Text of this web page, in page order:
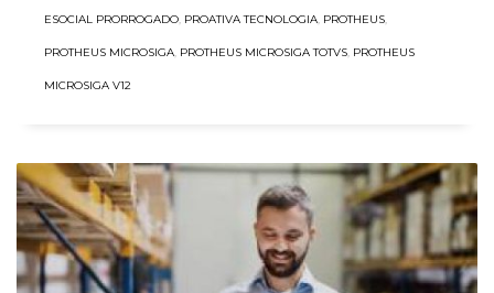
ESOCIAL PRORROGADO, PROATIVA TECNOLOGIA, PROTHEUS,
PROTHEUS MICROSIGA, PROTHEUS MICROSIGA TOTVS, PROTHEUS
MICROSIGA V12